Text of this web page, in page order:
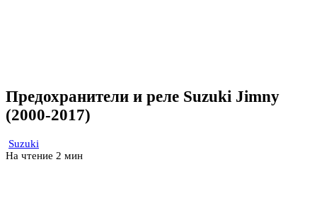
Предохранители и реле Suzuki Jimny
(2000-2017)
Suzuki
На чтение 2 мин